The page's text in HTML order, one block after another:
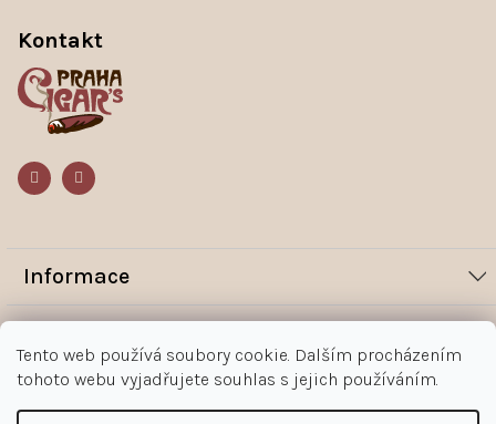
Tento web používá soubory cookie. Dalším procházením
tohoto webu vyjadřujete souhlas s jejich používáním.
Informace
Novinky
Magazín
Jak nakupovat
Obchodní podmínky
Kontakt
Kontakt